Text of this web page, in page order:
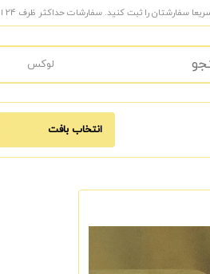
ثبت کنید. سفارشات حداکثر ظرف 24 الی 48 ساعت کاری به دست شما میرسد.